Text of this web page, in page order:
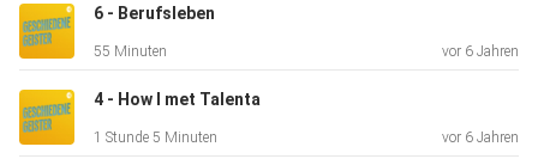
6 - Berufsleben
55 Minuten vor 6 Jahren
4 - How I met Talenta
1 Stunde 5 Minuten vor 6 Jahren